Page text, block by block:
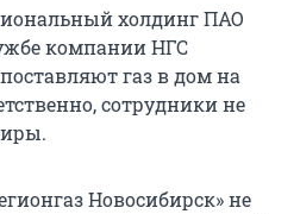
холдинг ПАО
компании НГС
газ в дом на
сотрудники не
Новосибирск» не